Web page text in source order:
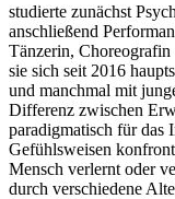
studierte zunächst
anschließend
Tänzerin,
sie sich seit 2016
und manchmal mit
Differenz zwischen
paradigmatisch für das
Gefühlsweisen
Mensch verlernt oder
durch verschiedene